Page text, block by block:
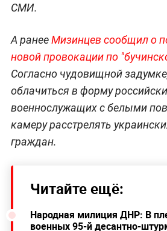
СМИ.
А ранееМизинцев сообщил о
новой провокации по
Согласно чудовищной
облачиться в форму
военнослужащих с белыми
камеру расстрелять
граждан.
Читайте ещё:
Народная милиция ДНР: В
военных 95-й десантно-